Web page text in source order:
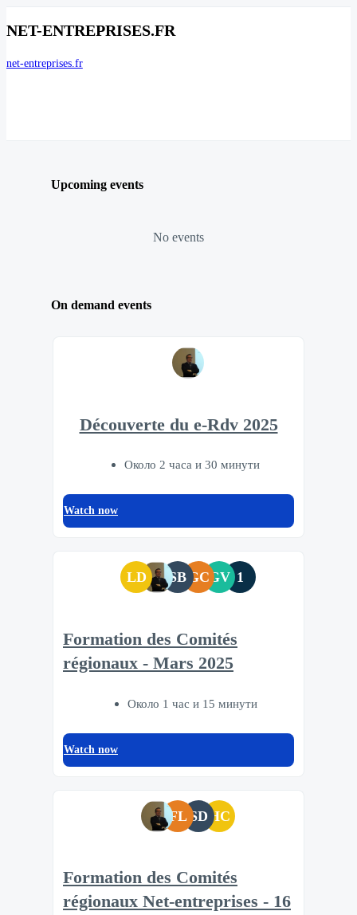
NET-ENTREPRISES.FR
net-entreprises.fr
Upcoming events
No events
On demand events
Découverte du e-Rdv 2025
Около 2 часа и 30 минути
Watch now
LD SB GCGV 1
Formation des Comités
régionaux - Mars 2025
Около 1 час и 15 минути
Watch now
FL SD HC
Formation des Comités
régionaux Net-entreprises - 16